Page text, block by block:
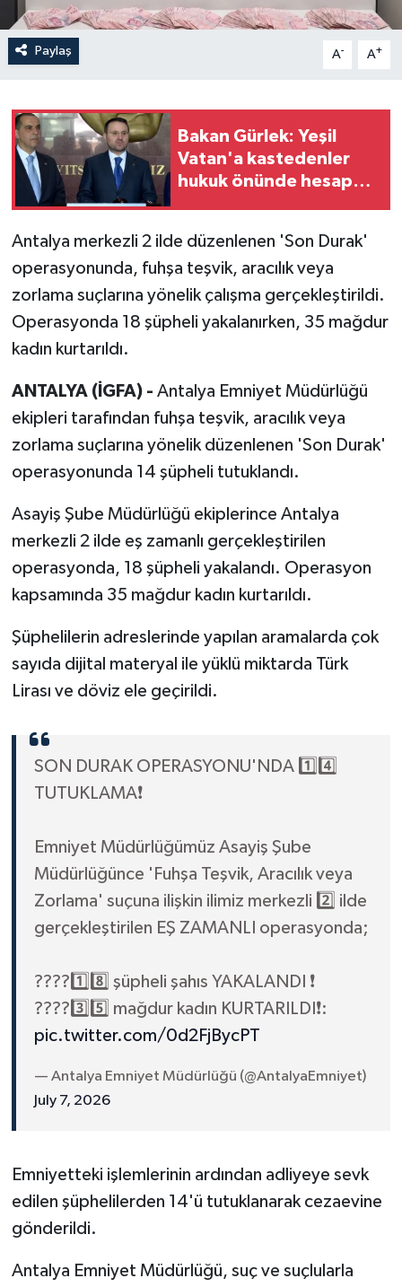
Paylaş A- A+
Bakan Gürlek: Yeşil
Vatan'a kastedenler
hukuk önünde hesap
Antalya merkezli 2 ilde düzenlenen 'Son Durak'
operasyonunda, fuhşa teşvik, aracılık veya
zorlama suçlarına yönelik çalışma gerçekleştirildi.
Operasyonda 18 şüpheli yakalanırken, 35 mağdur
kadın kurtarıldı.
ANTALYA (İGFA) - Antalya Emniyet Müdürlüğü
ekipleri tarafından fuhşa teşvik, aracılık veya
zorlama suçlarına yönelik düzenlenen 'Son Durak'
operasyonunda 14 şüpheli tutuklandı.
Asayiş Şube Müdürlüğü ekiplerince Antalya
merkezli 2 ilde eş zamanlı gerçekleştirilen
operasyonda, 18 şüpheli yakalandı. Operasyon
kapsamında 35 mağdur kadın kurtarıldı.
Şüphelilerin adreslerinde yapılan aramalarda çok
sayıda dijital materyal ile yüklü miktarda Türk
Lirası ve döviz ele geçirildi.
SON DURAK OPERASYONU'NDA 1️⃣4️⃣
TUTUKLAMA❗️
Emniyet Müdürlüğümüz Asayiş Şube
Müdürlüğünce 'Fuhşa Teşvik, Aracılık veya
Zorlama' suçuna ilişkin ilimiz merkezli 2️⃣ ilde
gerçekleştirilen EŞ ZAMANLI operasyonda;
????1️⃣8️⃣ şüpheli şahıs YAKALANDI ❗️
????3️⃣5️⃣ mağdur kadın KURTARILDI❗️:
pic.twitter.com/0d2FjBycPT
— Antalya Emniyet Müdürlüğü (@AntalyaEmniyet)
July 7, 2026
Emniyetteki işlemlerinin ardından adliyeye sevk
edilen şüphelilerden 14'ü tutuklanarak cezaevine
gönderildi.
Antalya Emniyet Müdürlüğü, suç ve suçlularla